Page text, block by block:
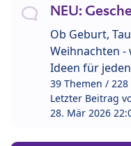
NEU:
Ob Geburt,
Weihnachten
Ideen für
39 Themen /
Letzter Beitrag
28. Mär 2026